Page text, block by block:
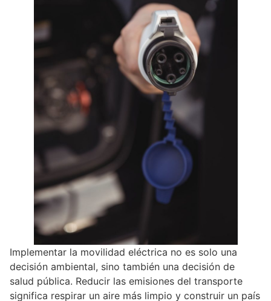
Implementar la movilidad eléctrica no es solo una
decisión ambiental, sino también una decisión de
salud pública. Reducir las emisiones del transporte
significa respirar un aire más limpio y construir un país